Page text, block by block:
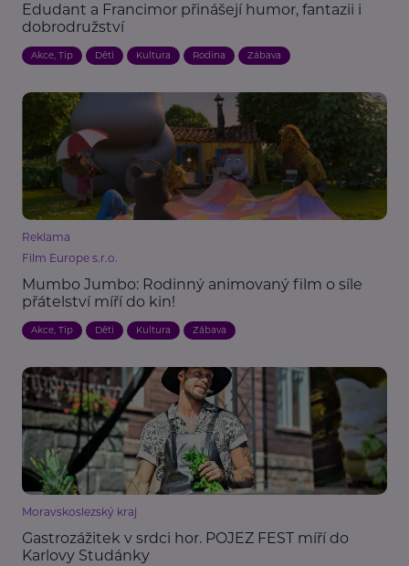
Edudant a Francimor přinášejí humor, fantazii i
dobrodružství
Akce, Tip Děti Kultura Rodina Zábava
Reklama
Film Europe s.r.o.
Mumbo Jumbo: Rodinný animovaný film o síle
přátelství míří do kin!
Akce, Tip Děti Kultura Zábava
Moravskoslezský kraj
Gastrozážitek v srdci hor. POJEZ FEST míří do
Karlovy Studánky